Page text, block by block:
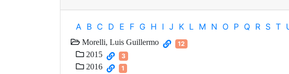
A B C D E F G H I J K L M N O P Q R S T
Morelli, Luis Guillermo 12
2015 3
2016 1